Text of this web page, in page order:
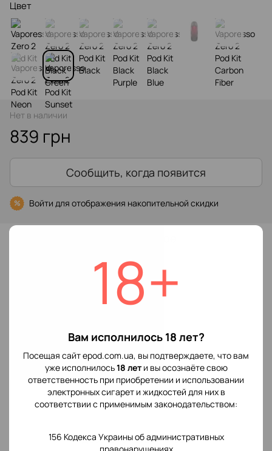
18+
Вам исполнилось 18 лет?
Посещая сайт epod.com.ua, вы подтверждаете, что вам
уже исполнилось18 лети вы осознаёте свою
ответственность при приобретении и использовании
электронных сигарет и жидкостей для них в
соответствии с применимым законодательством:
156 Кодекса Украины об административных
правонарушениях
Цвет
Нет в наличии
839 грн
Сообщить, когда появится
% Войти для отображения накопительной скидки
Vaporesso
Добавьте первый отзыв